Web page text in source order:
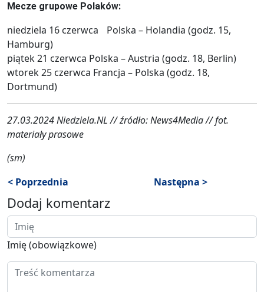
Mecze grupowe Polaków:
niedziela 16 czerwca Polska – Holandia (godz. 15,
Hamburg)
piątek 21 czerwca Polska – Austria (godz. 18, Berlin)
wtorek 25 czerwca Francja – Polska (godz. 18,
Dortmund)
27.03.2024 Niedziela.NL // źródło: News4Media // fot.
materiały prasowe
(sm)
< Poprzednia
Następna >
Dodaj komentarz
Imię (obowiązkowe)